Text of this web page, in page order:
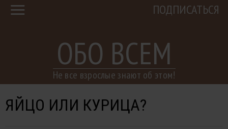
ОБО ВСЕМ
Не все взрослые знают об этом!
ПОДПИСАТЬСЯ
ЯЙЦО ИЛИ КУРИЦА?